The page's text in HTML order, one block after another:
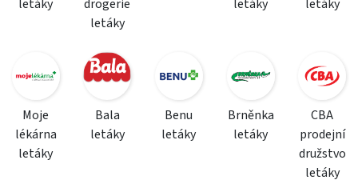
letáky
drogerie
letáky
letáky
letáky
Moje
lékárna
letáky
Bala
letáky
Benu
letáky
Brněnka
letáky
CBA
prodejní
družstvo
letáky